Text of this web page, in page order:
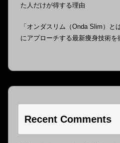
た人だけが得する理由
「オンダスリム（Onda Slim）
にアプローチする最新痩身技術を
Recent Comments